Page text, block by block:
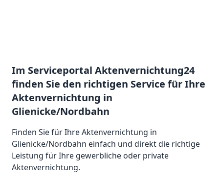
Im Serviceportal Aktenvernichtung24
finden Sie den richtigen Service für Ihre
Aktenvernichtung in
Glienicke/Nordbahn
Finden Sie für Ihre Aktenvernichtung in
Glienicke/Nordbahn einfach und direkt die richtige
Leistung für Ihre gewerbliche oder private
Aktenvernichtung.